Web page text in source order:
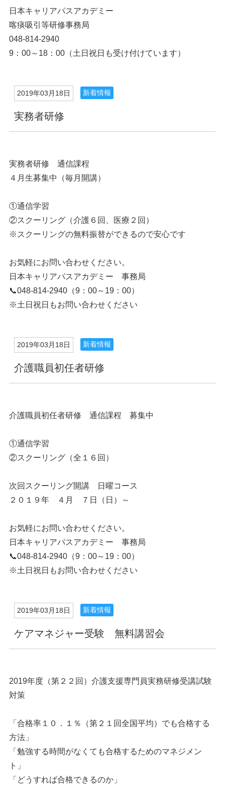
日本キャリアパスアカデミー
喀痰吸引等研修事務局
048-814-2940
9：00～18：00（土日祝日も受け付けています）
2019年03月18日 新着情報
実務者研修
実務者研修 通信課程
４月生募集中（毎月開講）
①通信学習
②スクーリング（介護６回、医療２回）
※スクーリングの無料振替ができるので安心です
お気軽にお問い合わせください。
日本キャリアパスアカデミー 事務局
📞048-814-2940（9：00～19：00）
※土日祝日もお問い合わせください
2019年03月18日 新着情報
介護職員初任者研修
介護職員初任者研修 通信課程 募集中
①通信学習
②スクーリング（全１６回）
次回スクーリング開講 日曜コース
２０１９年 ４月 ７日（日）～
お気軽にお問い合わせください。
日本キャリアパスアカデミー 事務局
📞048-814-2940（9：00～19：00）
※土日祝日もお問い合わせください
2019年03月18日 新着情報
ケアマネジャー受験 無料講習会
2019年度（第２２回）介護支援専門員実務研修受講試験
対策
「合格率１０．１％（第２１回全国平均）でも合格する
方法」
「勉強する時間がなくても合格するためのマネジメン
ト」
「どうすれば合格できるのか」